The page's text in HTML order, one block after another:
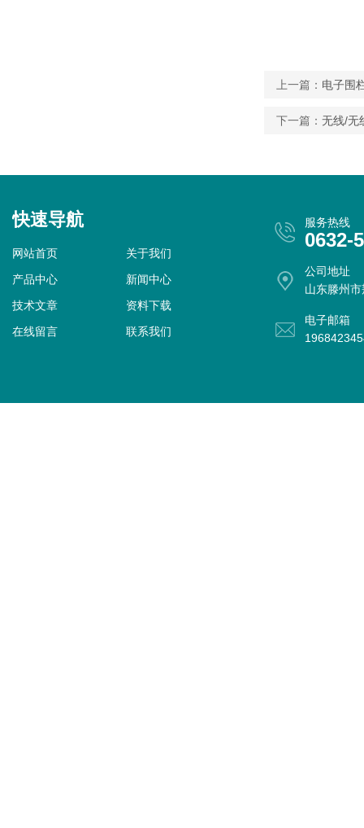
上一篇： 电子围
下一篇： 无线/无
快速导航
网站首页
关于我们
产品中心
新闻中心
技术文章
资料下载
在线留言
联系我们
服务热线
0632-
公司地址
山东滕州
电子邮箱